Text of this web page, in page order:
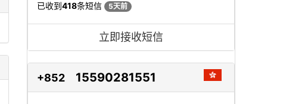
已收到418条短信 5天前
立即接收短信
+852 15590281551